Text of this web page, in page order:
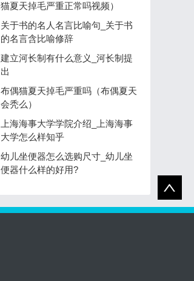
猫夏天掉毛严重正常吗视频）
关于书的名人名言比喻句_关于书
的名言含比喻修辞
建立河长制有什么意义_河长制提
出
布偶猫夏天掉毛严重吗（布偶夏天
会秃么）
上海海事大学学院介绍_上海海事
大学怎么样知乎
幼儿坐便器怎么选购尺寸_幼儿坐
便器什么样的好用?